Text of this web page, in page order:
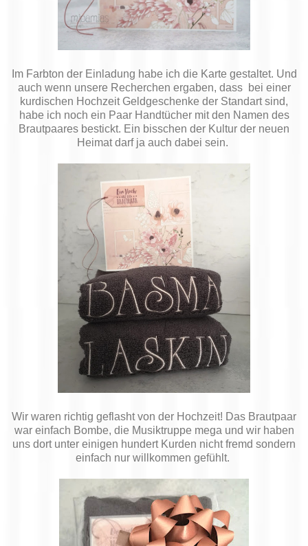
Im Farbton der Einladung habe ich die Karte gestaltet. Und
auch wenn unsere Recherchen ergaben, dass bei einer
kurdischen Hochzeit Geldgeschenke der Standart sind,
habe ich noch ein Paar Handtücher mit den Namen des
Brautpaares bestickt. Ein bisschen der Kultur der neuen
Heimat darf ja auch dabei sein.
Wir waren richtig geflasht von der Hochzeit! Das Brautpaar
war einfach Bombe, die Musiktruppe mega und wir haben
uns dort unter einigen hundert Kurden nicht fremd sondern
einfach nur willkommen gefühlt.